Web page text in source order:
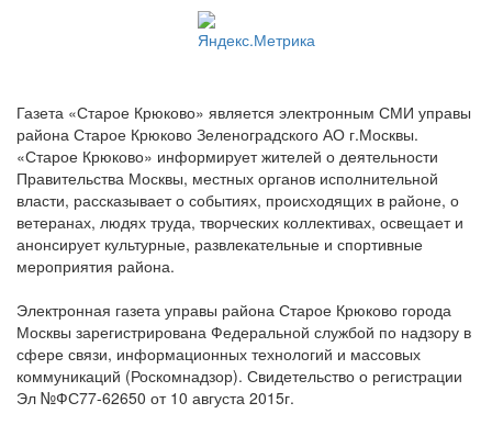
Газета «Старое Крюково» является электронным СМИ управы
района Старое Крюково Зеленоградского АО г.Москвы.
«Старое Крюково» информирует жителей о деятельности
Правительства Москвы, местных органов исполнительной
власти, рассказывает о событиях, происходящих в районе, о
ветеранах, людях труда, творческих коллективах, освещает и
анонсирует культурные, развлекательные и спортивные
мероприятия района.
Электронная газета управы района Старое Крюково города
Москвы зарегистрирована Федеральной службой по надзору в
сфере связи, информационных технологий и массовых
коммуникаций (Роскомнадзор). Свидетельство о регистрации
Эл №ФС77-62650 от 10 августа 2015г.